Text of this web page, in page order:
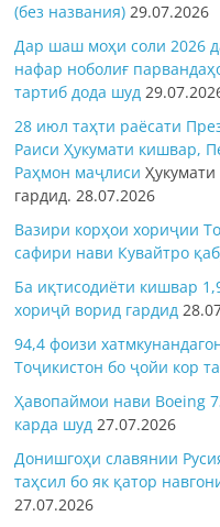
(без названия) 29.07.2026
Дар шаш моҳи соли 2026
нафар ноболиғ
тартиб дода шуд
28 июл таҳти раёсати
Раиси Ҳукумати кишвар,
Раҳмон маҷлиси
гардид.28.07.2026
Вазири корҳои хориҷии
сафири нави Кувайтро
Ба иқтисодиёти кишвар
хориҷӣ ворид гардид
94,4 фоизи
Тоҷикистон бо ҷойи кор
Ҳавопаймои нави Boeing
карда шуд 27.07.2026
Донишгоҳи славянии
таҳсил бо як қатор
27.07.2026